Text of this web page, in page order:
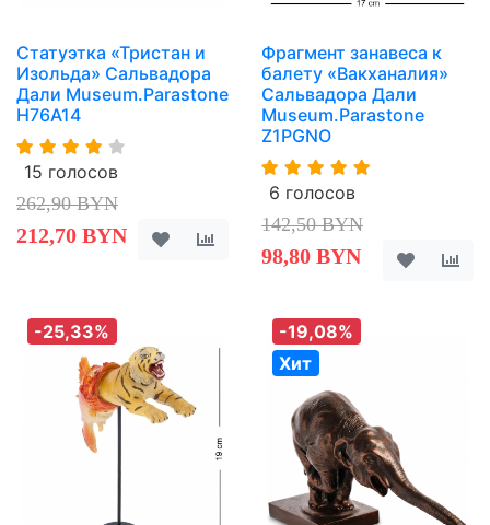
Статуэтка «Тристан и
Изольда» Сальвадора
Дали Museum.Parastone
H76A14
15 голосов
262,90 BYN
212,70 BYN
Фрагмент занавеса к
балету «Вакханалия»
Сальвадора Дали
Museum.Parastone
Z1PGNO
6 голосов
142,50 BYN
98,80 BYN
-25,33%
-19,08%
Хит